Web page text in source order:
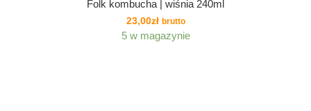
Folk kombucha | wiśnia 240ml
23,00zł brutto
5 w magazynie